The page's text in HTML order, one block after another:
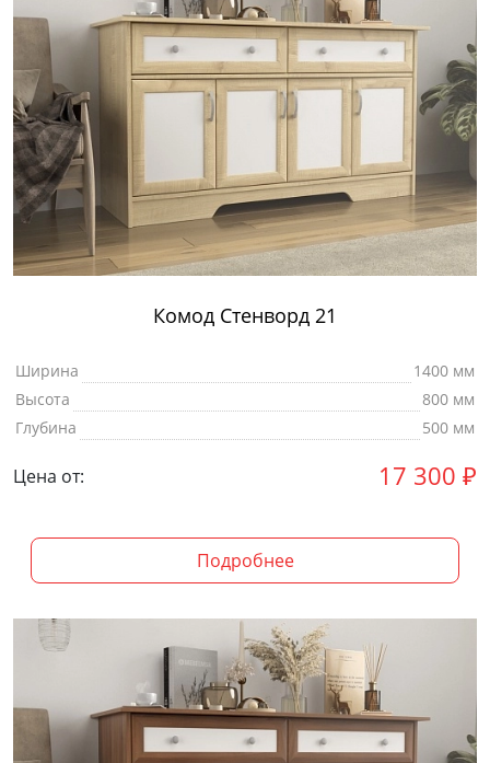
Комод Стенворд 21
Ширина
1400 мм
Высота
800 мм
Глубина
500 мм
Цена от: 17 300 ₽
Подробнее